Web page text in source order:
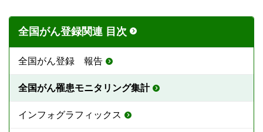
全国がん登録関連 目次
全国がん登録 報告
全国がん罹患モニタリング集計
インフォグラフィックス